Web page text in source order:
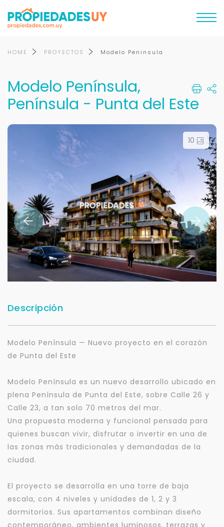
HOME PROYECTOS Modelo Peninsula
Modelo Península,
Península - Punta del Este
10
Descripción
Modelo Península — Nuevo proyecto en el corazón
de Punta del Este
Modelo Península es un nuevo desarrollo ubicado en
plena Península de Punta del Este, sobre Calle 26 y
Calle 23, a tan solo 70 metros del mar.
Una propuesta moderna y funcional pensada para
quienes buscan vivir, disfrutar o invertir en una de
las zonas más tradicionales y demandadas de la
ciudad.
El proyecto se desarrolla en una torre de baja
escala, con 4 niveles y unidades de 1, 2 y 3
dormitorios. Sus apartamentos combinan diseño
contemporáneo, ambientes luminosos, terrazas y